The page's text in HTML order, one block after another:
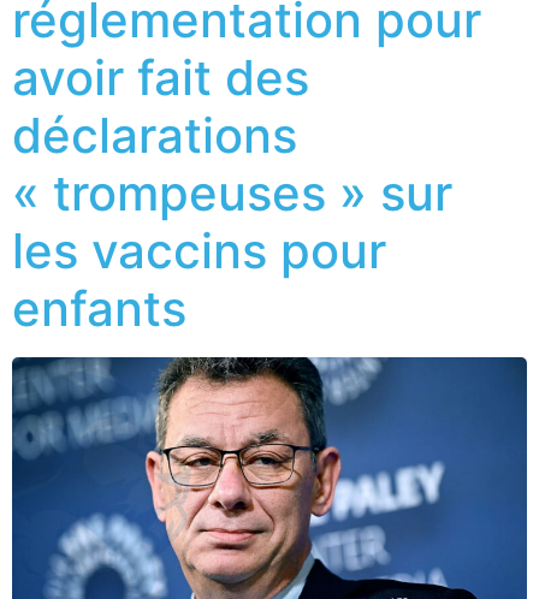
réglementation pour
avoir fait des
déclarations
« trompeuses » sur
les vaccins pour
enfants